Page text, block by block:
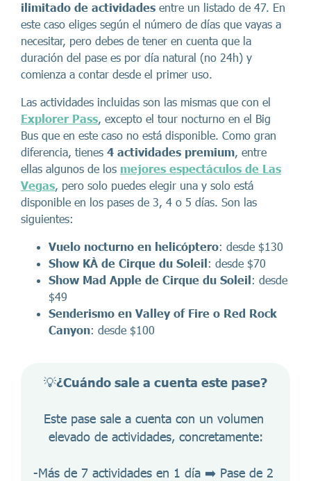
ilimitado de actividades entre un listado de 47. En
este caso eliges según el número de días que vayas a
necesitar, pero debes de tener en cuenta que la
duración del pase es por día natural (no 24h) y
comienza a contar desde el primer uso.
Las actividades incluidas son las mismas que con el
Explorer Pass, excepto el tour nocturno en el Big
Bus que en este caso no está disponible. Como gran
diferencia, tienes 4 actividades premium, entre
ellas algunos de los mejores espectáculos de Las
Vegas, pero solo puedes elegir una y solo está
disponible en los pases de 3, 4 o 5 días. Son las
siguientes:
Vuelo nocturno en helicóptero: desde $130
Show KÀ de Cirque du Soleil: desde $70
Show Mad Apple de Cirque du Soleil: desde
$49
Senderismo en Valley of Fire o Red Rock
Canyon: desde $100
💡¿Cuándo sale a cuenta este pase?
Este pase sale a cuenta con un volumen
elevado de actividades, concretamente:
-Más de 7 actividades en 1 día ➡️ Pase de 2